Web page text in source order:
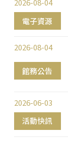
電子資源
2026-08-04
館務公告
2026-08-04
活動快訊
2026-06-03